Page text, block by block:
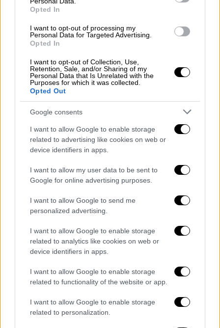
Opted In
I want to opt-out of processing my
Personal Data for Targeted Advertising.
Opted In
I want to opt-out of Collection, Use,
Retention, Sale, and/or Sharing of my
Personal Data that Is Unrelated with the
Purposes for which it was collected.
Opted Out
Google consents
I want to allow Google to enable storage
related to advertising like cookies on web or
device identifiers in apps.
I want to allow my user data to be sent to
Google for online advertising purposes.
I want to allow Google to send me
personalized advertising.
I want to allow Google to enable storage
related to analytics like cookies on web or
device identifiers in apps.
I want to allow Google to enable storage
related to functionality of the website or app.
I want to allow Google to enable storage
related to personalization.
που μπορεί να σου διαφεύγει το όνομά της
και όχι στην Λευκάδα.
View this post on Instagram
A post shared by Greece on Airbnb (@airbnb_greece)